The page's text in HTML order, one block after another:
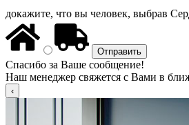
докажите, что вы человек, выбрав
Спасибо за Ваше сообщение!
Наш менеджер свяжется с Вами в